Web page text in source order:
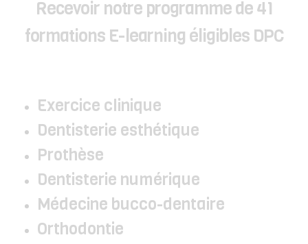
Recevoir notre programme de 41
formations E-learning éligibles DPC
Exercice clinique
Dentisterie esthétique
Prothèse
Dentisterie numérique
Médecine bucco-dentaire
Orthodontie